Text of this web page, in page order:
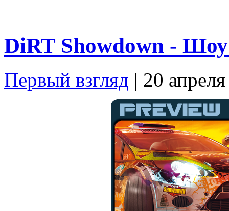
DiRT Showdown -
Первый взгляд | 20